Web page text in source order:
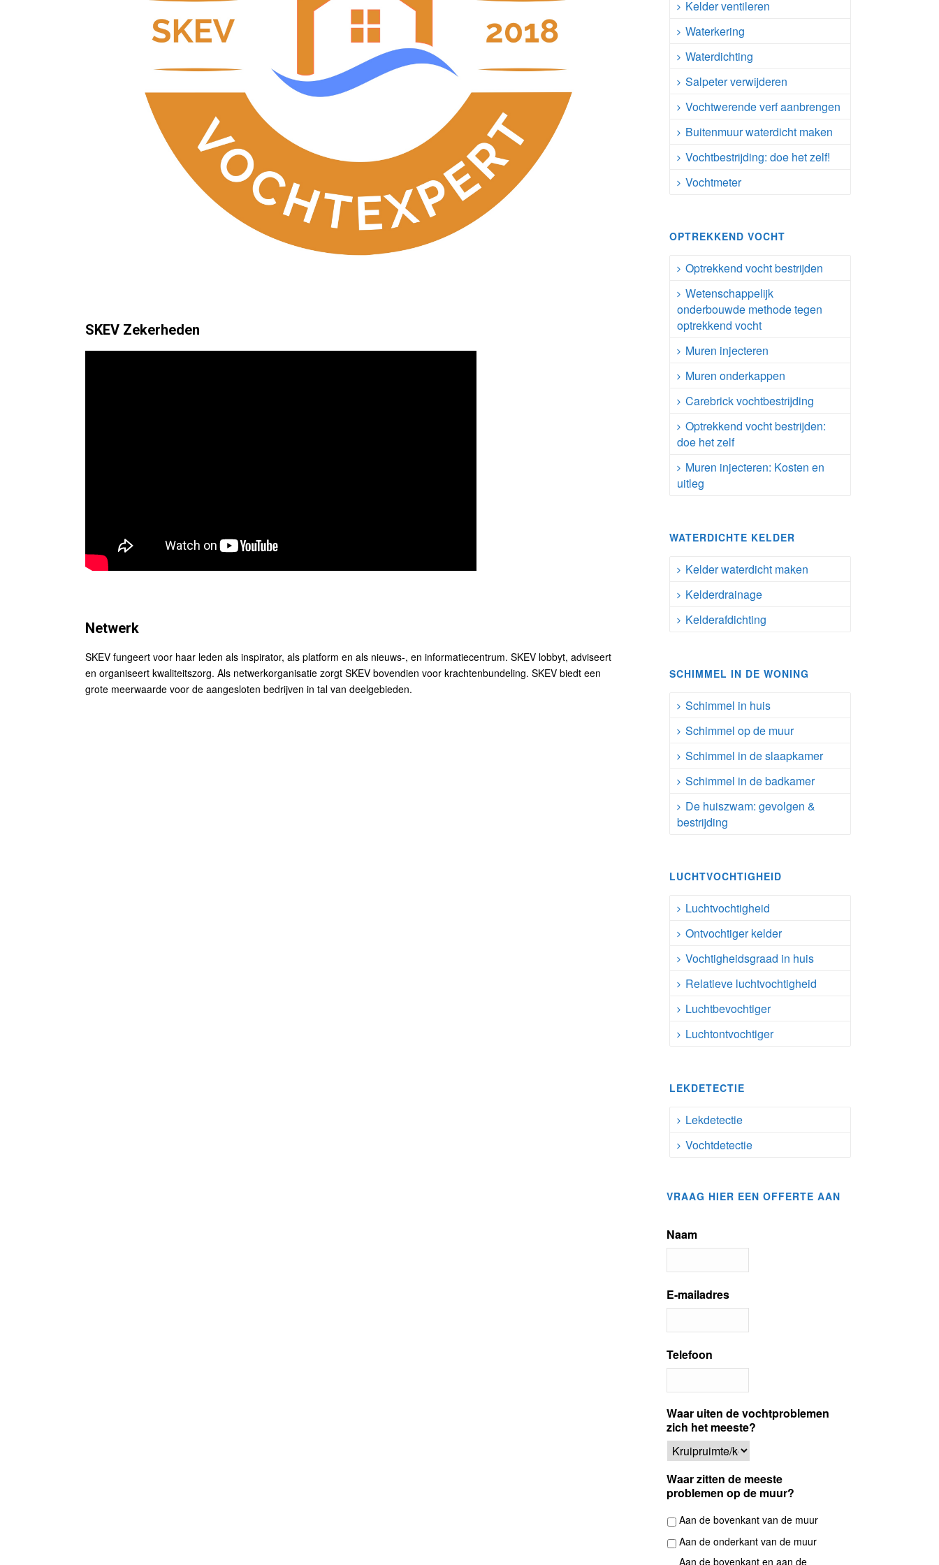
SKEV Zekerheden
Netwerk
SKEV fungeert voor haar leden als inspirator, als platform en als nieuws-, en informatiecentrum. SKEV lobbyt, adviseert
en organiseert kwaliteitszorg. Als netwerkorganisatie zorgt SKEV bovendien voor krachtenbundeling. SKEV biedt een
grote meerwaarde voor de aangesloten bedrijven in tal van deelgebieden.
Kelder ventileren
Waterkering
Waterdichting
Salpeter verwijderen
Vochtwerende verf aanbrengen
Buitenmuur waterdicht maken
Vochtbestrijding: doe het zelf!
Vochtmeter
OPTREKKEND VOCHT
Optrekkend vocht bestrijden
Wetenschappelijk
onderbouwde methode tegen
optrekkend vocht
Muren injecteren
Muren onderkappen
Carebrick vochtbestrijding
Optrekkend vocht bestrijden:
doe het zelf
Muren injecteren: Kosten en
uitleg
WATERDICHTE KELDER
Kelder waterdicht maken
Kelderdrainage
Kelderafdichting
SCHIMMEL IN DE WONING
Schimmel in huis
Schimmel op de muur
Schimmel in de slaapkamer
Schimmel in de badkamer
De huiszwam: gevolgen &
bestrijding
LUCHTVOCHTIGHEID
Luchtvochtigheid
Ontvochtiger kelder
Vochtigheidsgraad in huis
Relatieve luchtvochtigheid
Luchtbevochtiger
Luchtontvochtiger
LEKDETECTIE
Lekdetectie
Vochtdetectie
VRAAG HIER EEN OFFERTE AAN
Naam
E-mailadres
Telefoon
Waar uiten de vochtproblemen
zich het meeste?
Waar zitten de meeste
problemen op de muur?
Aan de bovenkant van de muur
Aan de onderkant van de muur
Aan de bovenkant en aan de